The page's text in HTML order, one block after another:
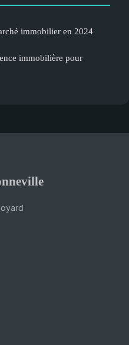
immobilier en 2024
immobilière pour